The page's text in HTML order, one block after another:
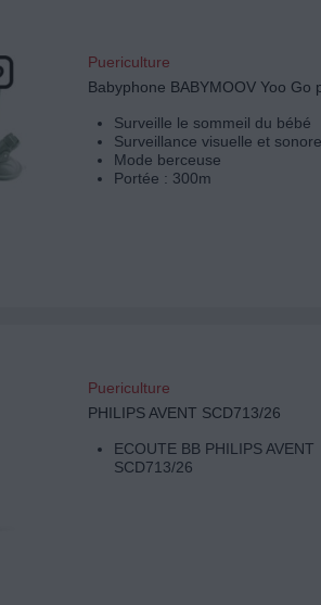
Puericulture
Babyphone BABYMOOV Yoo Go
Surveille le sommeil du bébé
Surveillance visuelle et sonore
Mode berceuse
Portée : 300m
Puericulture
PHILIPS AVENT SCD713/26
ECOUTE BB PHILIPS AVENT
SCD713/26